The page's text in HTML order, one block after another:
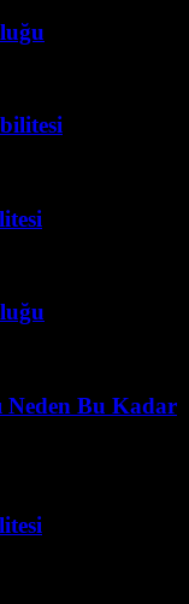
Bu Kadar